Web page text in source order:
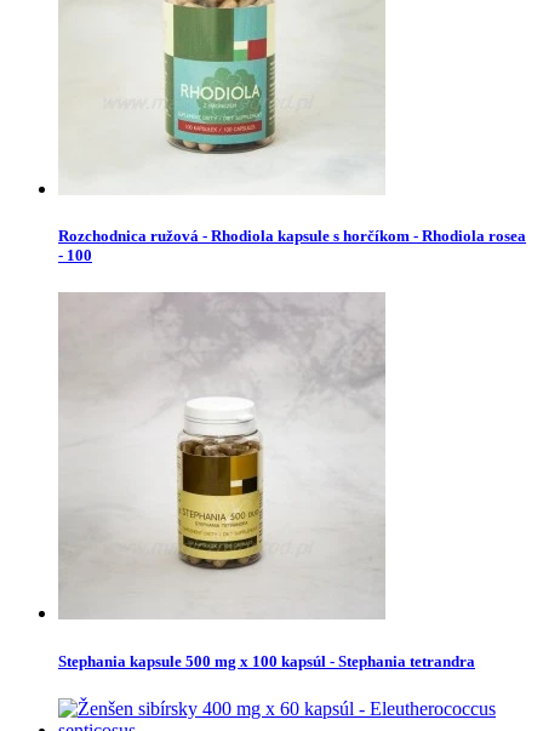
Rozchodnica ružová - Rhodiola kapsule s horčíkom - Rhodiola rosea
- 100
Stephania kapsule 500 mg x 100 kapsúl - Stephania tetrandra